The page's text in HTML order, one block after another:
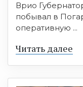
Врио
побывал в
оперативную ...
Читать далее